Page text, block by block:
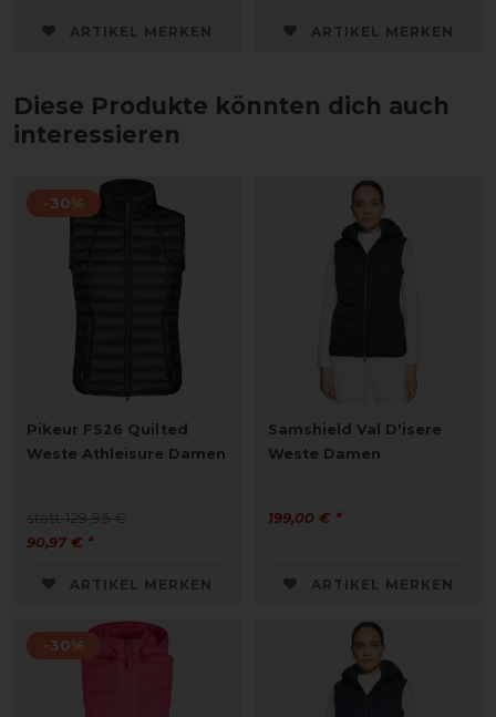
ARTIKEL MERKEN ARTIKEL MERKEN
Diese Produkte könnten dich auch
interessieren
-30%
Pikeur FS26 Quilted
Weste Athleisure Damen
statt 129,95 €
90,97 € *
ARTIKEL MERKEN
Samshield Val D'isere
Weste Damen
199,00 € *
ARTIKEL MERKEN
-30%